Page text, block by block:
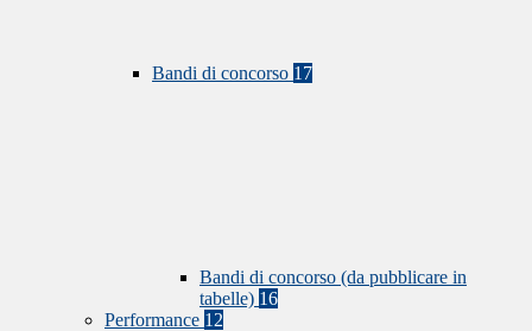
Bandi di concorso 17
Bandi di concorso (da pubblicare in
tabelle) 16
Performance 12